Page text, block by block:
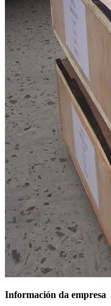
Información da empresa